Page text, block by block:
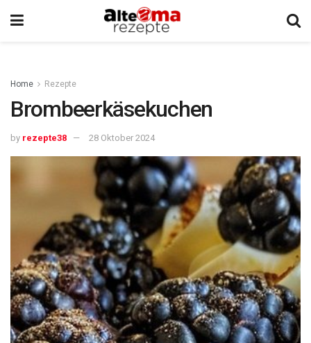
Home Rezepte
Brombeerkäsekuchen
by rezepte38 28 Oktober 2024